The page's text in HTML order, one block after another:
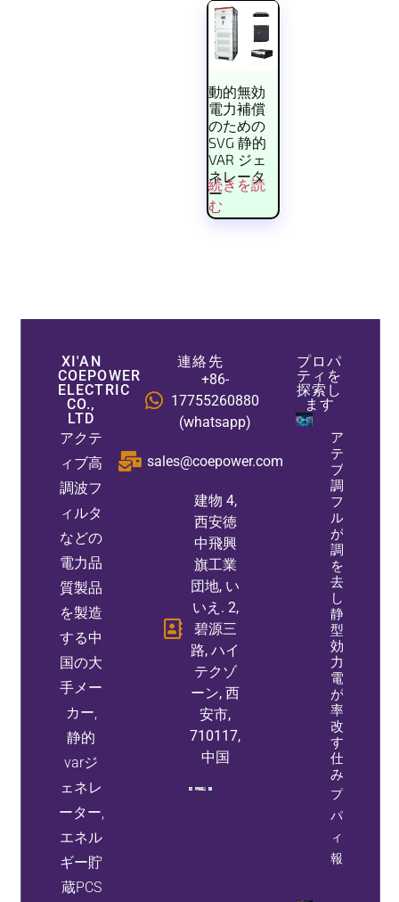
動的無効
電力補償
のための
SVG 静的
VAR ジェ
ネレータ
ー
続きを読
む
XI'AN
COEPOWER
ELECTRIC
CO.,
LTD
アクテ
ィブ高
調波フ
ィルタ
などの
電力品
質製品
を製造
する中
国の大
手メー
カー,
静的
varジ
ェネレ
ーター,
エネル
ギー貯
蔵PCS
連絡先
+86-
17755260880
(whatsapp)
sales@coepower.com
建物 4,
西安徳
中飛興
旗工業
団地, い
いえ. 2,
碧源三
路, ハイ
テクゾ
ーン, 西
安市,
710117,
中国
プロパ
ティを
探索し
ます
アク
ティ
ブ高
調波
フィ
ルタ
が高
調波
を除
去
し、
静止
型無
効電
力発
電機
が力
率を
改善
する
仕組
み
プロ
パテ
ィ情
報